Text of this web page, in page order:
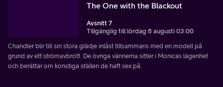
The One with the Blackout
Avsnitt 7
Tillgänglig till lördag 8 augusti 03:00
Chandler blir till sin stora glädje inlåst tillsammans med en modell på
grund av ett strömavbrott. De övriga vännerna sitter i Monicas lägenhet
och berättar om konstiga ställen de haft sex på.